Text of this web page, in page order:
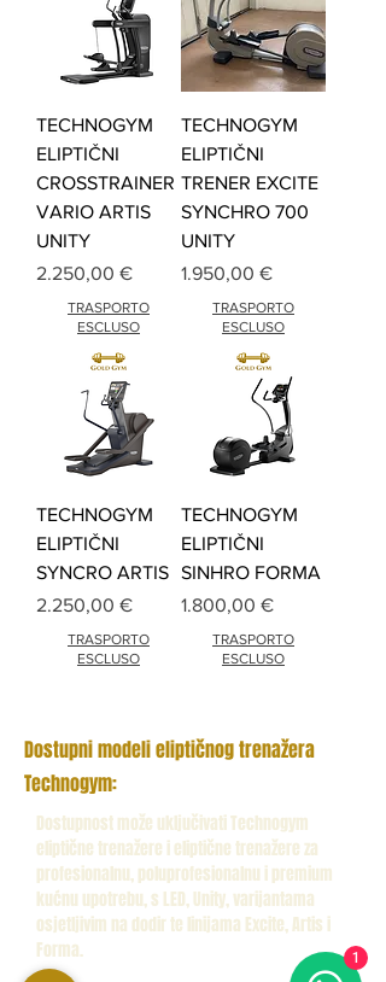
TECHNOGYM
ELIPTIČNI
CROSSTRAINER
VARIO ARTIS
UNITY
Cijena
2.250,00 €
TRASPORTO
ESCLUSO
TECHNOGYM
ELIPTIČNI
TRENER EXCITE
SYNCHRO 700
UNITY
Cijena
1.950,00 €
TRASPORTO
ESCLUSO
TECHNOGYM
ELIPTIČNI
SYNCRO ARTIS
Cijena
2.250,00 €
TRASPORTO
ESCLUSO
TECHNOGYM
ELIPTIČNI
SINHRO FORMA
Cijena
1.800,00 €
TRASPORTO
ESCLUSO
Dostupni modeli eliptičnog trenažera
Technogym:
Dostupnost može uključivati Technogym
eliptične trenažere i eliptične trenažere za
profesionalnu, poluprofesionalnu i premium
kućnu upotrebu, s LED, Unity, varijantama
osjetljivim na dodir te linijama Excite, Artis i
Forma.
1